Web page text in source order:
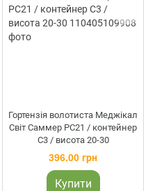
Гортензія волотиста Меджікал
Світ Саммер PC21 / контейнер
C3 / висота 20-30
396.00 грн
Купити